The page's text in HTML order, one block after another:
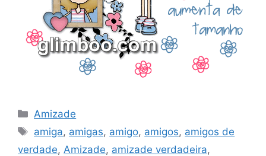
Categorias
Amizade
Tags
amiga, amigas, amigo, amigos, amigos de
verdade, Amizade, amizade verdadeira,